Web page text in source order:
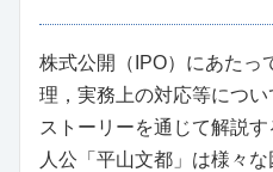
株式公開（IPO）にあたっ
理，実務上の対応等につ
ストーリーを通じて解説
人公「平山文都」は様々